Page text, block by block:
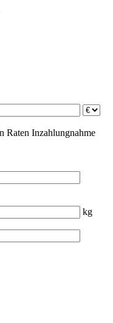
Raten Inzahlungnahme
kg